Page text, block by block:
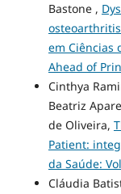
Bastone ,
em Ciências
Ahead of
Cinthya
Beatriz
de Oliveira,
Patient:
da Saúde:
Cláudia